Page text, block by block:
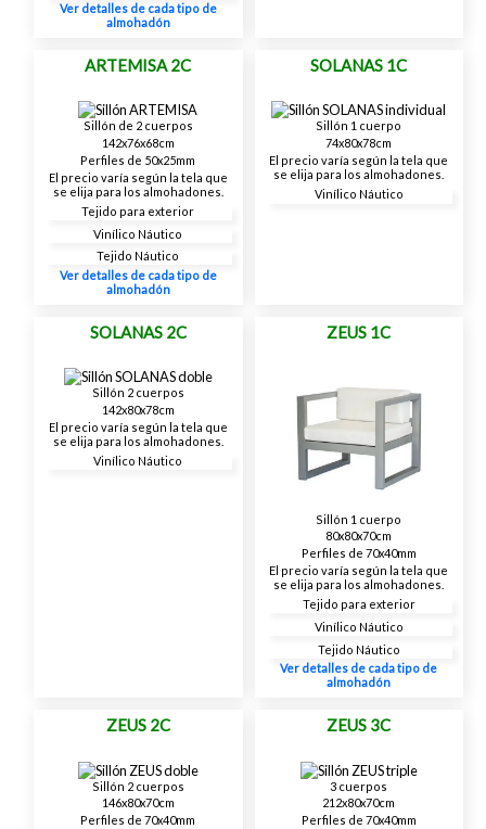
Ver detalles de cada tipo de
almohadón
ARTEMISA 2C
Sillón de 2 cuerpos
142x76x68cm
Perfiles de 50x25mm
El precio varía según la tela que
se elija para los almohadones.
Tejido para exterior
Vinílico Náutico
Tejido Náutico
Ver detalles de cada tipo de
almohadón
SOLANAS 1C
Sillón 1 cuerpo
74x80x78cm
El precio varía según la tela que
se elija para los almohadones.
Vinílico Náutico
SOLANAS 2C
Sillón 2 cuerpos
142x80x78cm
El precio varía según la tela que
se elija para los almohadones.
Vinílico Náutico
ZEUS 1C
Sillón 1 cuerpo
80x80x70cm
Perfiles de 70x40mm
El precio varía según la tela que
se elija para los almohadones.
Tejido para exterior
Vinílico Náutico
Tejido Náutico
Ver detalles de cada tipo de
almohadón
ZEUS 2C
Sillón 2 cuerpos
146x80x70cm
Perfiles de 70x40mm
ZEUS 3C
3 cuerpos
212x80x70cm
Perfiles de 70x40mm